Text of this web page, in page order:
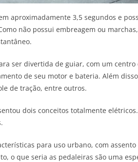
aproximadamente 3,5 segundos e
não possui embreagem ou
ser divertida de guiar, com um centro
de seu motor e bateria. Além
de tração, entre outros.
dois conceitos totalmente
para uso urbano, com
o que seria as pedaleiras são uma